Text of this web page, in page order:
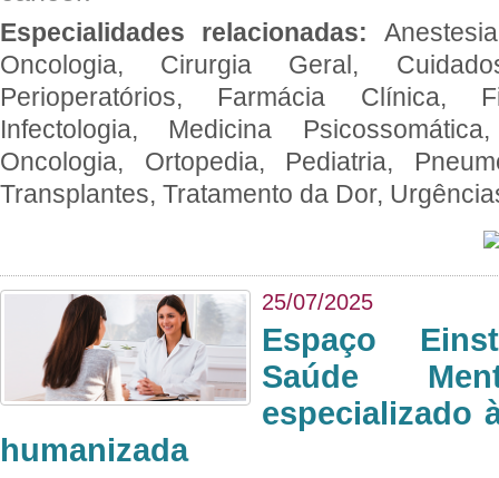
Especialidades relacionadas:
Oncologia, Cirurgia Geral,
Perioperatórios, Farmácia Clínica,
Infectologia, Medicina
Oncologia, Ortopedia, Pediatria,
Transplantes, Tratamento da Dor,
25/07/2025
Espaço
Saúde
especializado
humanizada